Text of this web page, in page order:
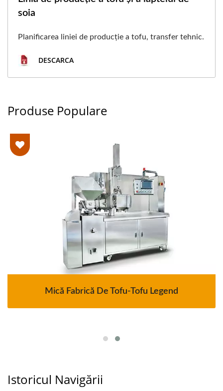
soia
Planificarea liniei de producție a tofu, transfer tehnic.
DESCARCA
Produse Populare
Mică Fabrică De Tofu-Tofu Legend
Istoricul Navigării